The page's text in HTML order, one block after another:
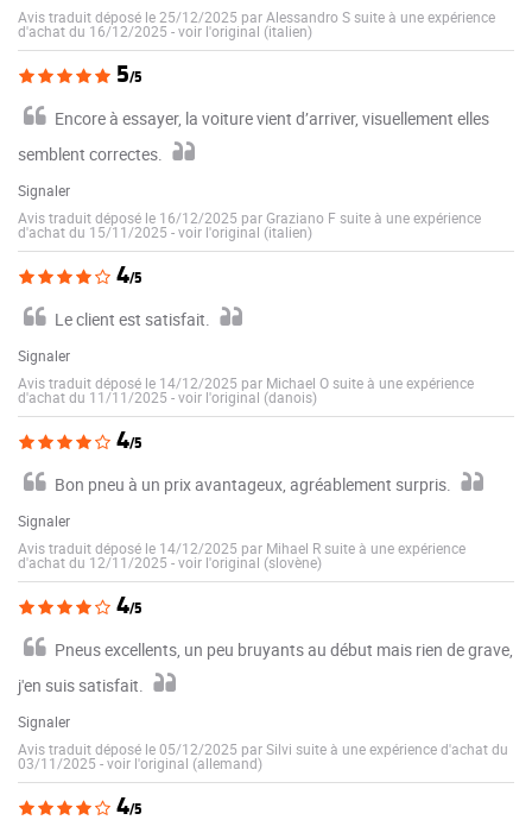
Avis traduit déposé le 25/12/2025 par Alessandro S suite à une expérience
d'achat du 16/12/2025 -voir l'original (italien)
5/5
Encore à essayer, la voiture vient d’arriver, visuellement elles
semblent correctes.
Signaler
Avis traduit déposé le 16/12/2025 par Graziano F suite à une expérience
d'achat du 15/11/2025 -voir l'original (italien)
4/5
Le client est satisfait.
Signaler
Avis traduit déposé le 14/12/2025 par Michael O suite à une expérience
d'achat du 11/11/2025 -voir l'original (danois)
4/5
Bon pneu à un prix avantageux, agréablement surpris.
Signaler
Avis traduit déposé le 14/12/2025 par Mihael R suite à une expérience
d'achat du 12/11/2025 -voir l'original (slovène)
4/5
Pneus excellents, un peu bruyants au début mais rien de grave,
j'en suis satisfait.
Signaler
Avis traduit déposé le 05/12/2025 par Silvi suite à une expérience d'achat du
03/11/2025 -voir l'original (allemand)
4/5